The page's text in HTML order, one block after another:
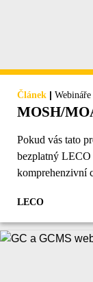
Článek | Webináře
MOSH/
Pokud vás tato
bezplatný
komprehenzivní
LECO